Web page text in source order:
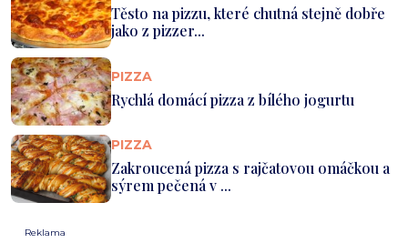
Těsto na pizzu, které chutná stejně dobře
jako z pizzer...
PIZZA
Rychlá domácí pizza z bílého jogurtu
PIZZA
Zakroucená pizza s rajčatovou omáčkou a
sýrem pečená v ...
Reklama